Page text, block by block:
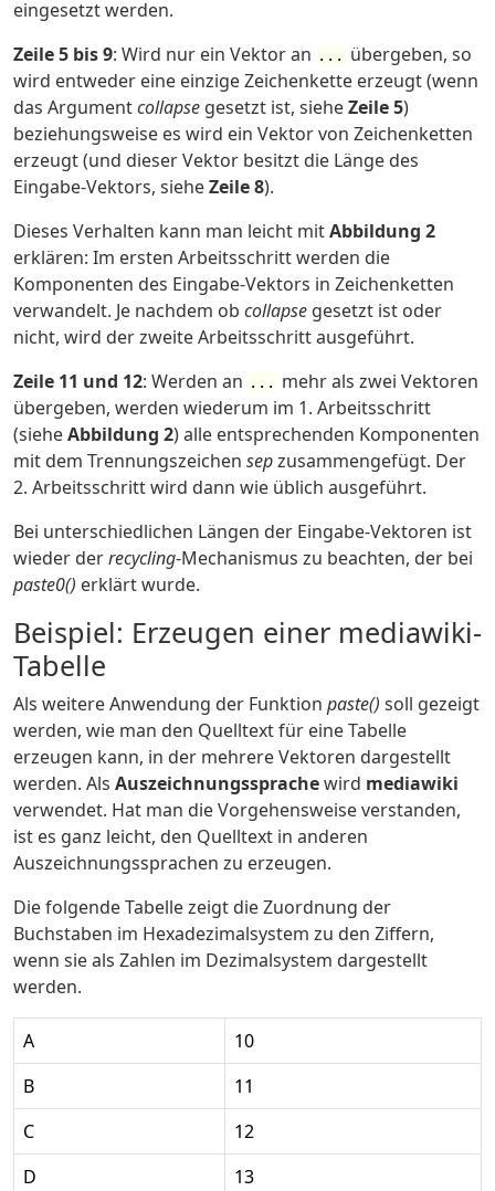
eingesetzt werden.
Zeile 5 bis 9: Wird nur ein Vektor an ...
übergeben, so
wird entweder eine einzige Zeichenkette erzeugt (wenn
das Argumentcollapse gesetzt ist, sieheZeile 5)
beziehungsweise es wird ein Vektor von Zeichenketten
erzeugt (und dieser Vektor besitzt die Länge des
Eingabe-Vektors, sieheZeile 8).
Dieses Verhalten kann man leicht mitAbbildung 2
erklären: Im ersten Arbeitsschritt werden die
Komponenten des Eingabe-Vektors in Zeichenketten
verwandelt. Je nachdem ob collapse gesetzt ist oder
nicht, wird der zweite Arbeitsschritt ausgeführt.
Zeile 11 und 12: Werden an ...
mehr als zwei Vektoren
übergeben, werden wiederum im 1. Arbeitsschritt
(sieheAbbildung 2) alle entsprechenden Komponenten
mit dem Trennungszeichen sepzusammengefügt. Der
2. Arbeitsschritt wird dann wie üblich ausgeführt.
Bei unterschiedlichen Längen der Eingabe-Vektoren ist
wieder derrecycling-Mechanismus zu beachten, der bei
paste0() erklärt wurde.
Beispiel: Erzeugen einer mediawiki-
Tabelle
Als weitere Anwendung der Funktion paste() soll gezeigt
werden, wie man den Quelltext für eine Tabelle
erzeugen kann, in der mehrere Vektoren dargestellt
werden. Als Auszeichnungssprachewird mediawiki
verwendet. Hat man die Vorgehensweise verstanden,
ist es ganz leicht, den Quelltext in anderen
Auszeichnungssprachen zu erzeugen.
Die folgende Tabelle zeigt die Zuordnung der
Buchstaben im Hexadezimalsystem zu den Ziffern,
wenn sie als Zahlen im Dezimalsystem dargestellt
werden.
A
10
B
11
C
12
D
13